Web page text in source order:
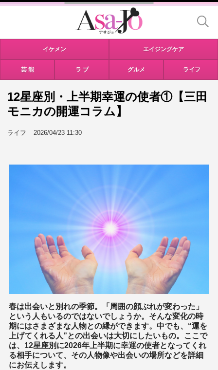
イケメン エイジングケア
芸 能 ラ ブ グルメ ライフ
12星座別・上半期幸運の使者①【三田
モニカの開運コラム】
ライフ 2026/04/23 11:30
春は出会いと別れの季節。「周囲の顔ぶれが変わった」
という人もいるのではないでしょうか。そんな変化の時
期にはさまざまな人物との縁ができます。中でも、“運を
上げてくれる人”との出会いは大切にしたいもの。ここで
は、12星座別に2026年上半期に幸運の使者となってくれ
る相手について、その人物像や出会いの場所などを詳細
にお伝えします。